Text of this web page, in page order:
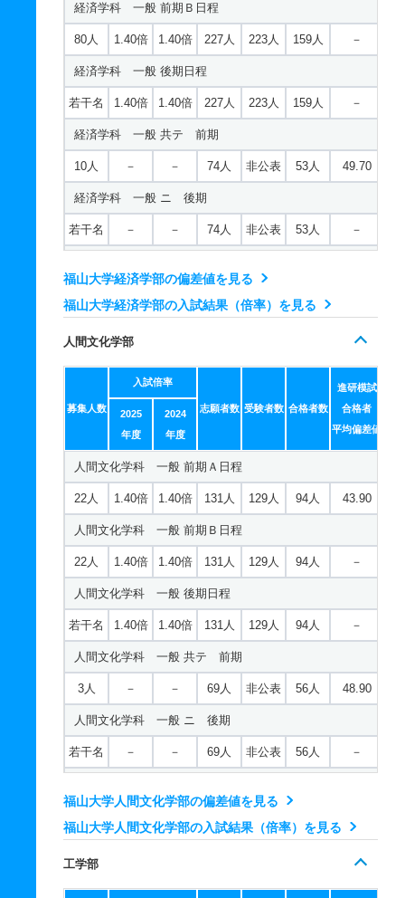
経済学科 一般 前期Ｂ日程
80人 1.40倍 1.40倍 227人 223人 159人 －
経済学科 一般 後期日程
若干名 1.40倍 1.40倍 227人 223人 159人 －
経済学科 一般 共テ 前期
10人 － － 74人 非公表 53人 49.70
経済学科 一般 ニ 後期
若干名 － － 74人 非公表 53人 －
国際経済学科 一般 前期Ａ日程
1.40倍 1.40倍
国際経済学科 一般 前期Ｂ日程
18人 1.40倍 1.40倍 227人 223人 159人 －
国際経済学科 一般 後期日程
若干名 1.40倍 1.40倍 227人 223人 159人 －
国際経済学科 一般 共テ 前期
2人 － － 74人 非公表 53人 53.90
国際経済学科 一般 ニ 後期
若干名 － － 74人 非公表 53人 －
国際経済学科 推薦 公募推薦型Ａ日程
8人 1.40倍 1.50倍 46人 46人 32人 －
国際経済学科 推薦 公募推薦型Ｂ日程
8人 1.40倍 1.50倍 46人 46人
税務会計学科 一般 前期Ａ日程
22人 41.90
福山大学経済学部の偏差値を見る
福山大学経済学部の入試結果（倍率）を見る
人間文化学部
募集人数
入試倍率
志願者数 受験者数 合格者数
進研模試
合格者
平均偏差値
2025
年度
2024
年度
人間文化学科 一般 前期Ａ日程
22人 1.40倍 1.40倍 131人 129人 94人 43.90
人間文化学科 一般 前期Ｂ日程
22人 1.40倍 1.40倍 131人 129人 94人 －
人間文化学科 一般 後期日程
若干名 1.40倍 1.40倍 131人 129人 94人 －
人間文化学科 一般 共テ 前期
3人 － － 69人 非公表 56人 48.90
人間文化学科 一般 ニ 後期
若干名 － － 69人 非公表 56人 －
福山大学人間文化学部の偏差値を見る
福山大学人間文化学部の入試結果（倍率）を見る
工学部